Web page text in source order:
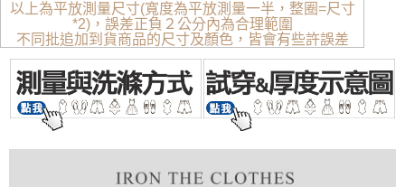
以上為平放測量尺寸(寬度為平放測量一半，整圈=尺寸
*2)，誤差正負２公分內為合理範圍
不同批追加到貨商品的尺寸及顏色，皆會有些許誤差